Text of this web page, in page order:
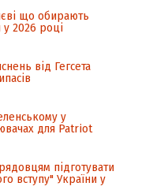
суспільства
що обирають
у 2026 році
від Гегсета
у
для Patriot
підготувати
вступу" України у